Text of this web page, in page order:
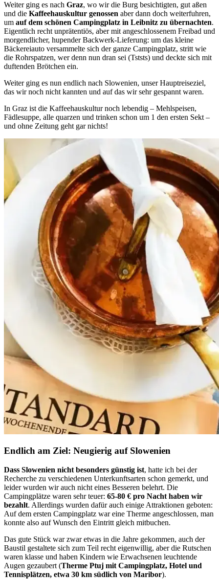
Weiter ging es nach Graz, wo wir die Burg besichtigten, gut aßen
und die Kaffeehauskultur genossen aber dann doch weiterfuhren,
um auf dem schönen Campingplatz in Leibnitz zu übernachten.
Eigentlich recht unprätentiös, aber mit angeschlossenem Freibad und
morgendlicher, hupender Backwerk-Lieferung: um das kleine
Bäckereiauto versammelte sich der ganze Campingplatz, stritt wie
die Rohrspatzen, wer denn nun dran sei (Tststs) und deckte sich mit
duftenden Brötchen ein.
Weiter ging es nun endlich nach Slowenien, unser Hauptreiseziel,
das wir noch nicht kannten und auf das wir sehr gespannt waren.
In Graz ist die Kaffeehauskultur noch lebendig – Mehlspeisen,
Fädlesuppe, alle quarzen und trinken schon um 1 den ersten Sekt –
und ohne Zeitung geht gar nichts!
Endlich am Ziel: Neugierig auf Slowenien
Dass Slowenien nicht besonders günstig ist, hatte ich bei der
Recherche zu verschiedenen Unterkunftsarten schon gemerkt, und
leider wurden wir auch nicht eines Besseren belehrt. Die
Campingplätze waren sehr teuer: 65-80 € pro Nacht haben wir
bezahlt. Allerdings wurden dafür auch einige Attraktionen geboten:
Auf dem ersten Campingplatz war eine Therme angeschlossen, man
konnte also auf Wunsch den Eintritt gleich mitbuchen.
Das gute Stück war zwar etwas in die Jahre gekommen, auch der
Baustil gestaltete sich zum Teil recht eigenwillig, aber die Rutschen
waren klasse und haben Kindern wie Erwachsenen leuchtende
Augen gezaubert (Therme Ptuj mit Campingplatz, Hotel und
Tennisplätzen, etwa 30 km südlich von Maribor).